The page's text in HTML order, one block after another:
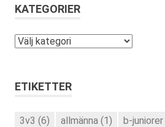
KATEGORIER
Kategorier
ETIKETTER
3v3 (6) allmänna (1) b-juniorer